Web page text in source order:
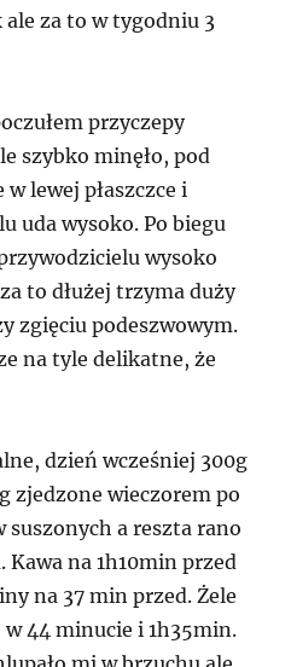
ale za to w tygodniu 3
przyczepy
szybko minęło, pod
lewej płaszczce i
uda wysoko. Po biegu
wysoko
to dłużej trzyma duży
zgięciu podeszwowym.
na tyle delikatne, że
dzień wcześniej 300g
zjedzone wieczorem po
a reszta rano
Kawa na 1h10min przed
na 37 min przed. Żele
44 minucie i 1h35min.